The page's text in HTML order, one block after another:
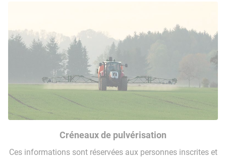
Créneaux de pulvérisation
Ces informations sont réservées aux personnes inscrites et